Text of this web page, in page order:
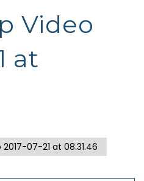
Video
at
07-21 at 08.31.46